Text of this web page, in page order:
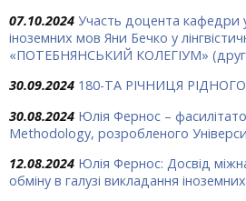
07.10.2024 Участь доцента кафедри
іноземних мов Яни Бечко у
«ПОТЕБНЯНСЬКИЙ КОЛЕГІУМ»
30.09.2024 180-ТА РІЧНИЦЯ
30.08.2024 Юлія Фернос –
Methodology, розробленого
12.08.2024 Юлія Фернос: Досвід
обміну в галузі викладання